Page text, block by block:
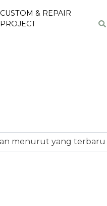
CUSTOM & REPAIR
PROJECT